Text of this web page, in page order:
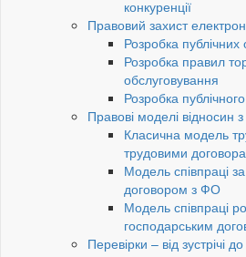
конкуренції
Правовий захист
Розробка
Розробка правил
обслуговування
Розробка
Правові моделі відносин
Класична модель
трудовими
Модель співпраці
договором з ФО
Модель співпраці
господарським
Перевірки – від зустрічі